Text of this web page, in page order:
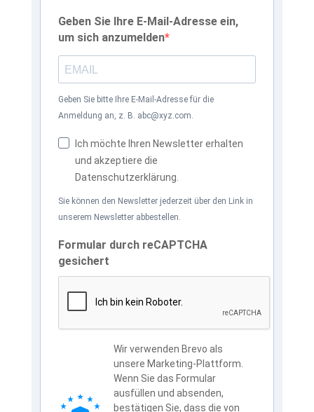
Geben Sie Ihre E-Mail-Adresse ein,
um sich anzumelden
Geben Sie bitte Ihre E-Mail-Adresse für die
Anmeldung an, z. B. abc@xyz.com.
Ich möchte Ihren Newsletter erhalten
und akzeptiere die
Datenschutzerklärung.
Sie können den Newsletter jederzeit über den Link in
unserem Newsletter abbestellen.
Formular durch reCAPTCHA
gesichert
Wir verwenden Brevo als
unsere Marketing-Plattform.
Wenn Sie das Formular
ausfüllen und absenden,
bestätigen Sie, dass die von